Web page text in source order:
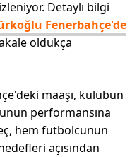
Detaylı bilgi
Fenerbahçe'de
oldukça
maaşı, kulübün
performansına
hem futbolcunun
açısından